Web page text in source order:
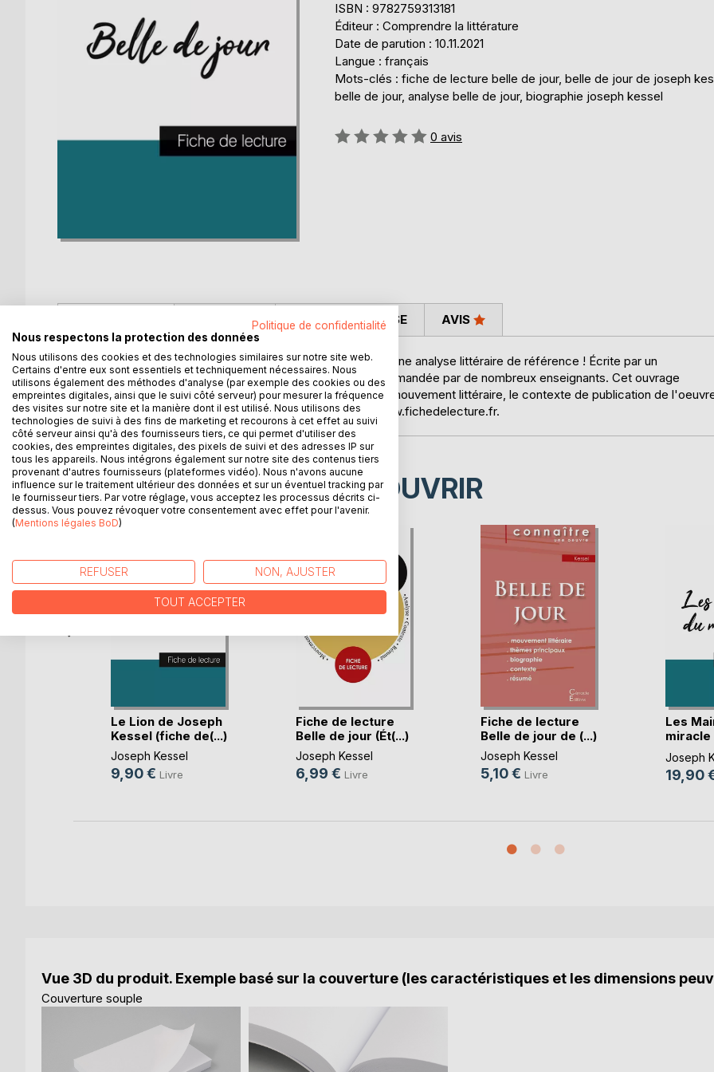
ISBN : 9782759313181
Éditeur : Comprendre la littérature
Date de parution : 10.11.2021
Langue : français
Mots-clés : fiche de lecture belle de jour, belle de jour de joseph
belle de jour, analyse belle de jour, biographie joseph kessel
Évaluation:
0 avis
Venez découvrir Belle de jour de Joseph Kessel grâce à une analyse littéraire de référence ! Écrite par un
spécialiste universitaire, cette fiche de lecture est recommandée par de nombreux enseignants. Cet ouvrage
contient la biographie de l'écrivain, le résumé détaillé, le mouvement littéraire, le contexte de publication de
et l'analyse complète. Retrouvez tous nos titres sur : www.fichedelecture.fr.
AUTEUR(S) CRITIQUES PRESSE AVIS
D’AUTRES TITRES À DÉCOUVRIR
Le Lion de Joseph
Kessel (fiche de(...)
Joseph Kessel
9,90 € Livre
Fiche de lecture
Belle de jour (Ét(...)
Joseph Kessel
6,99 € Livre
Fiche de lecture
Belle de jour de (...)
Joseph Kessel
5,10 € Livre
Les
miracle
Kes(...)
Joseph
19,90
Vue 3D du produit. Exemple basé sur la couverture (les caractéristiques et les dimensions
Couverture souple
Politique de confidentialité
Nous respectons la protection des données
Nous utilisons des cookies et des technologies similaires sur notre site web.
Certains d'entre eux sont essentiels et techniquement nécessaires. Nous
utilisons également des méthodes d'analyse (par exemple des cookies ou des
empreintes digitales, ainsi que le suivi côté serveur) pour mesurer la fréquence
des visites sur notre site et la manière dont il est utilisé. Nous utilisons des
technologies de suivi à des fins de marketing et recourons à cet effet au suivi
côté serveur ainsi qu'à des fournisseurs tiers, ce qui permet d'utiliser des
cookies, des empreintes digitales, des pixels de suivi et des adresses IP sur
tous les appareils. Nous intégrons également sur notre site des contenus tiers
provenant d'autres fournisseurs (plateformes vidéo). Nous n'avons aucune
influence sur le traitement ultérieur des données et sur un éventuel tracking par
le fournisseur tiers. Par votre réglage, vous acceptez les processus décrits ci-
dessus. Vous pouvez révoquer votre consentement avec effet pour l'avenir.
(Mentions légales BoD)
REFUSER NON, AJUSTER
TOUT ACCEPTER